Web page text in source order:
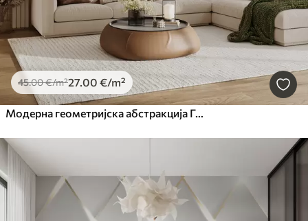
45.00€/m²27.00 €/m²
Модерна геометријска абстракција Грунге поткровље Стиле